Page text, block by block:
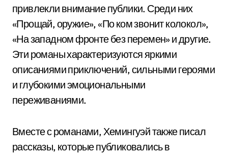
привлекли внимание публики. Среди них
«Прощай, оружие», «По ком звонит колокол»,
«На западном фронте без перемен» и другие.
Эти романы характеризуются яркими
описаниями приключений, сильными героями
и глубокими эмоциональными
переживаниями.
Вместе с романами, Хемингуэй также писал
рассказы, которые публиковались в